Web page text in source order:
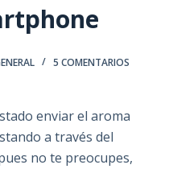
5 COMENTARIOS
enviar el aroma
a través del
no te preocupes,